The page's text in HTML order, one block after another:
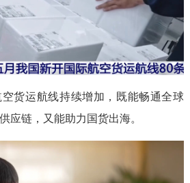
货运航线持续增加，既能畅通全球
应链，又能助力国货出海。